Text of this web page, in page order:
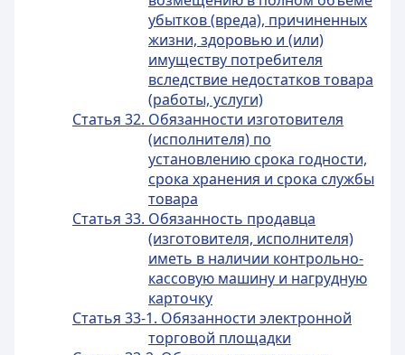
убытков (вреда), причиненных
жизни, здоровью и (или)
имуществу потребителя
вследствие недостатков товара
(работы, услуги)
Статья 32. Обязанности изготовителя
(исполнителя) по
установлению срока годности,
срока хранения и срока службы
товара
Статья 33. Обязанность продавца
(изготовителя, исполнителя)
иметь в наличии контрольно-
кассовую машину и нагрудную
карточку
Статья 33-1. Обязанности электронной
торговой площадки